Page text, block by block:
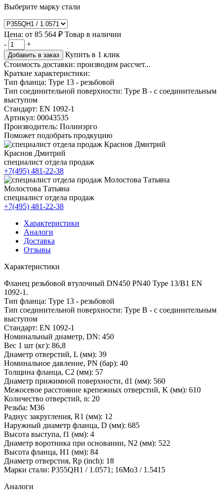
Выберите марку стали
Цена: от 85 564 ₽ Товар в наличии
-
+
Добавить в заказ
Купить в 1 клик
Стоимость доставки: производим рассчет...
Краткие характеристики:
Тип фланца: Type 13 - резьбовой
Тип соединительной поверхности: Type B - с соединительным
выступом
Стандарт: EN 1092-1
Артикул: 00043535
Производитель: Полинэрго
Поможет подобрать продкуцию
Краснов Дмитрий
специалист отдела продаж
+7(495) 481-22-38
Молостова Татьяна
специалист отдела продаж
+7(495) 481-22-38
Характеристики
Аналоги
Доставка
Отзывы
Характеристики
Фланец резьбовой втулочный DN450 PN40 Type 13/B1 EN
1092-1.
Тип фланца: Type 13 - резьбовой
Тип соединительной поверхности: Type B - с соединительным
выступом
Стандарт: EN 1092-1
Номинальный диаметр, DN: 450
Вес 1 шт (кг): 86,8
Диаметр отверстий, L (мм): 39
Номинальное давление, PN (бар): 40
Толщина фланца, C2 (мм): 57
Диаметр прижимной поверхности, d1 (мм): 560
Межосевое расстояние крепежных отверстий, K (мм): 610
Количество отверстий, n: 20
Резьба: M36
Радиус закругления, R1 (мм): 12
Наружный диаметр фланца, D (мм): 685
Высота выступа, f1 (мм): 4
Диаметр воротника при основании, N2 (мм): 522
Высота фланца, Н1 (мм): 84
Диаметр отверстия, Rp (inch): 18
Марки стали: P355QH1 / 1.0571; 16Mo3 / 1.5415
Аналоги